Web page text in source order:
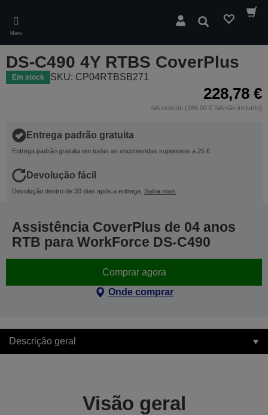
main
content
Menu
Pesquisar
DS-C490 4Y RTBS CoverPlus
Em stock SKU: CP04RTBSB271
228,78 €
IVA incluído (186,00 € IVA não incluído)
Entrega padrão gratuita
Entrega padrão gratuita em todas as encomendas superiores a 25 €
Devolução fácil
Devolução dentro de 30 dias após a entrega. Saiba mais
Assistência CoverPlus de 04 anos
RTB para WorkForce DS-C490
Comprar agora
Onde comprar
Descrição geral
Visão geral